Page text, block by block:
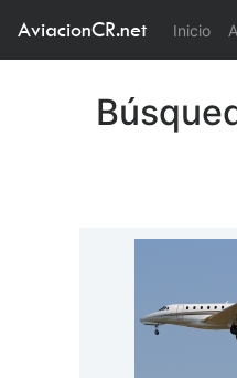
AviacionCR.net Inicio